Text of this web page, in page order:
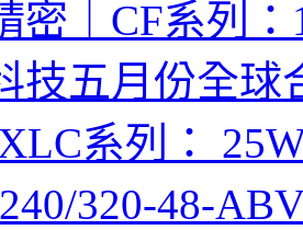
密｜CF系列：
技五月份全球
系列：
320-48-